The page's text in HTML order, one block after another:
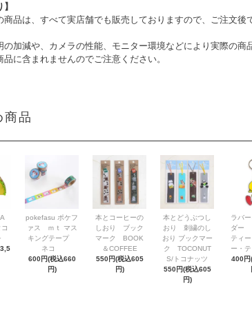
商品は、すべて実店舗でも販売しておりますので、ご注文
の加減や、カメラの性能、モニター環境などにより実際の
品に含まれませんのでご注意ください。
商品
pokefasu ポケフ
ァス ｍｔ マス
キングテープ
ネコ
600円(税込660
円)
本とコーヒーの
しおり ブック
マーク BOOK
＆COFFEE
550円(税込605
円)
本とどうぶつし
おり 刺繍のし
おり ブックマー
ク TOCONUT
S/トコナッツ
550円(税込605
円)
ラバ
ダー
ティ
ー・
400円